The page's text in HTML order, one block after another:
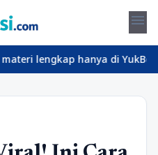
menu
hanya di